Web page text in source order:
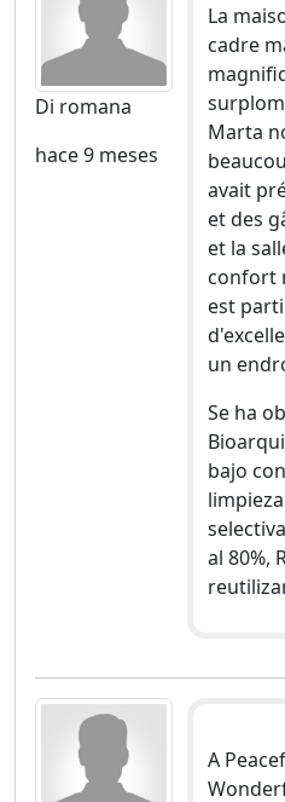
Di romana
hace 9 meses
La
cadre
Marta
avait
et des
et la
confort
est
un
Se ha
bajo
al 80%,
A